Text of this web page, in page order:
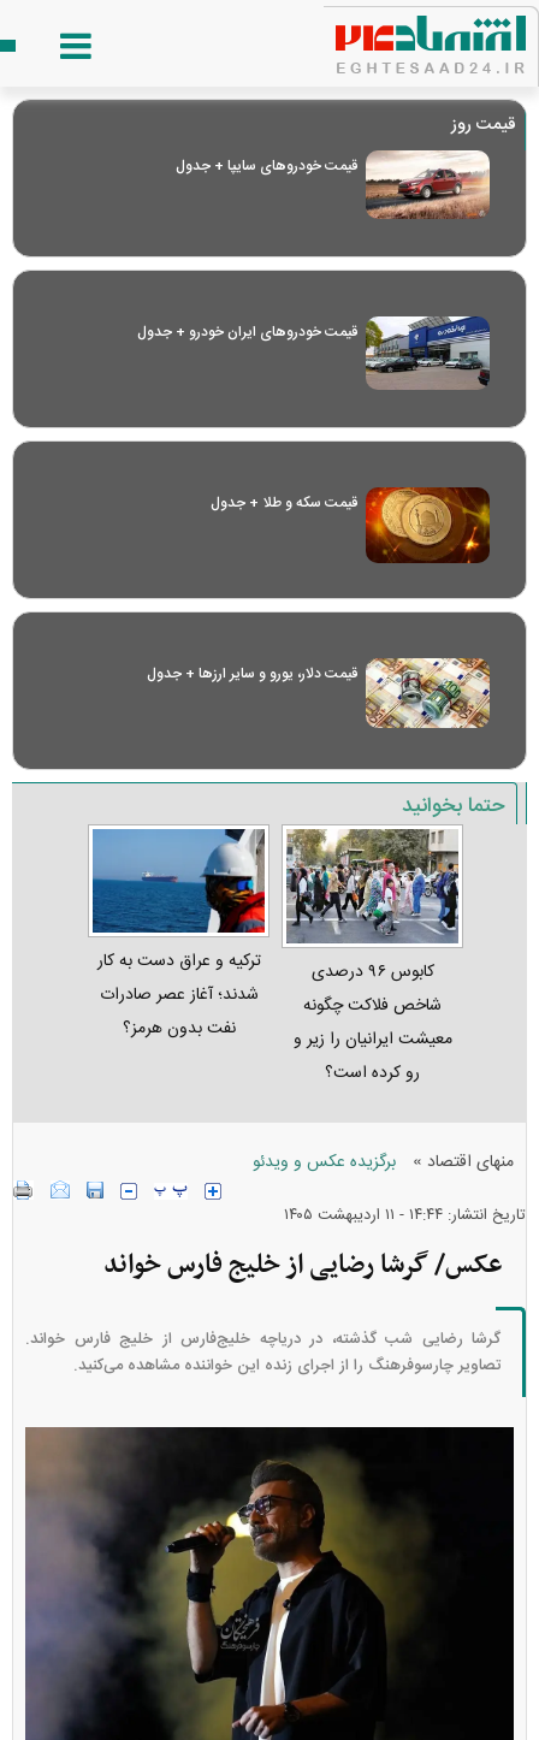
قیمت روز
قیمت خودرو‌های سایپا + جدول
قیمت خودرو‌های ایران خودرو + جدول
قیمت سکه و طلا + جدول
قیمت دلار، یورو و سایر ارز‌ها + جدول
حتما بخوانید
کابوس ۹۶ درصدی
شاخص فلاکت چگونه
معیشت ایرانیان را زیر و
رو کرده است؟
ترکیه و عراق دست به کار
شدند؛ آغاز عصر صادرات
نفت بدون هرمز؟
منهای اقتصاد » برگزیده عکس و ویدئو
تاریخ انتشار: ۱۴:۴۴ - ۱۱ ارديبهشت ۱۴۰۵
عکس/ گرشا رضایی از خلیج فارس خواند
گرشا رضایی شب گذشته، در دریاچه خلیج‌فارس از خلیج فارس خواند.
تصاویر چارسوفرهنگ را از اجرای زنده این خواننده مشاهده می‌کنید.